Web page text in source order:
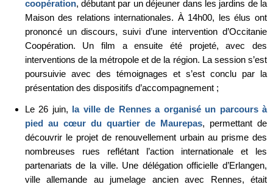
coopération, débutant par un déjeuner dans les jardins de la
Maison des relations internationales. À 14h00, les élus ont
prononcé un discours, suivi d’une intervention d’Occitanie
Coopération. Un film a ensuite été projeté, avec des
interventions de la métropole et de la région. La session s’est
poursuivie avec des témoignages et s’est conclu par la
présentation des dispositifs d’accompagnement ;
Le 26 juin, la ville de Rennes a organisé un parcours à
pied au cœur du quartier de Maurepas, permettant de
découvrir le projet de renouvellement urbain au prisme des
nombreuses rues reflétant l’action internationale et les
partenariats de la ville. Une délégation officielle d’Erlangen,
ville allemande au jumelage ancien avec Rennes, était